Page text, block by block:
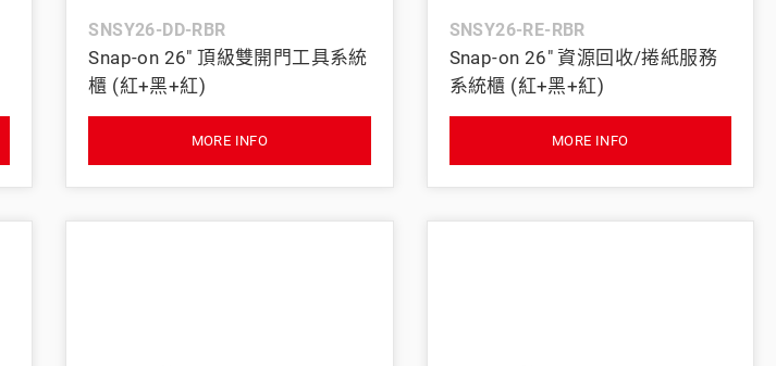
SNSY26-DD-RBR
Snap-on 26" 頂級雙開門工具系統
櫃 (紅+黑+紅)
MORE INFO
SNSY26-RE-RBR
Snap-on 26" 資源回收/捲紙服務
系統櫃 (紅+黑+紅)
MORE INFO